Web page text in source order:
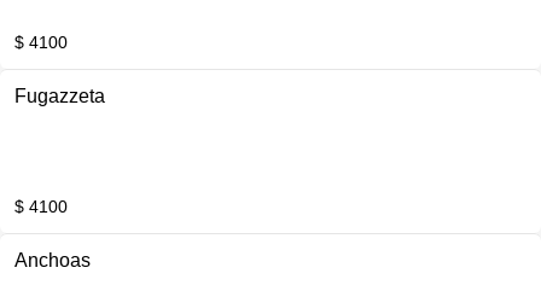
$ 4100
Fugazzeta
$ 4100
Anchoas